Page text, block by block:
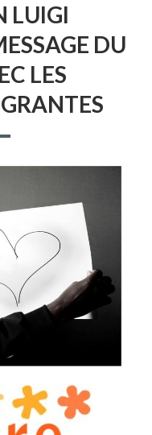
LUIGI
FRANCESCON
«
MESSAGE
DU
CŒUR
»
AVEC
LUIGI
DU
LES